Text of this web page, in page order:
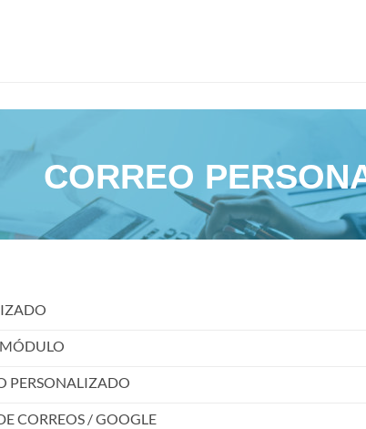
CORREO
PERSONALIZADO
CORREOS / GOOGLE